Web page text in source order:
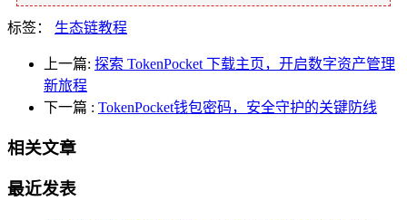
标签： 生态链教程
上一篇: 探索 TokenPocket 下载主页，开启数字资产管理
新旅程
下一篇 : TokenPocket钱包密码，安全守护的关键防线
相关文章
最近发表